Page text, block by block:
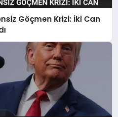
Göçmen Krizi: İki Can